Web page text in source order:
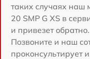
таких случаях наш
20 SMP G XS в
и привезет обратно.
Позвоните и наш
проконсультирует